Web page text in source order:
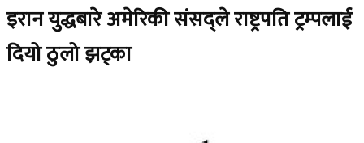
इरान युद्धबारे अमेरिकी संसद्‌ले राष्ट्रपति ट्रम्पलाई
दियो ठुलो झट्का